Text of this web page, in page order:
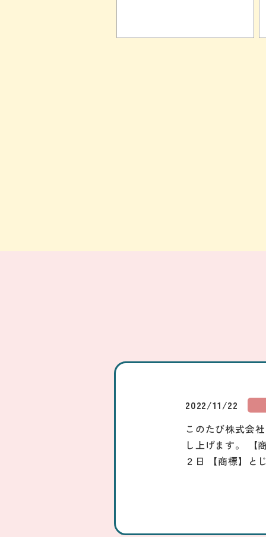
2022/11/22
このたび株式会
し上げます。 【
２日 【商標】と